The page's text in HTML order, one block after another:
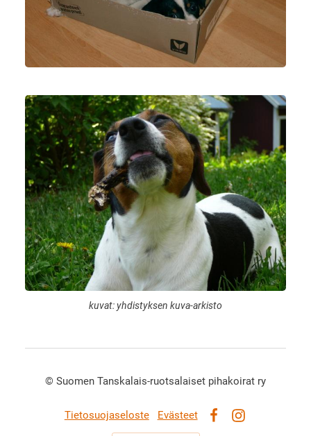
kuvat: yhdistyksen kuva-arkisto
© Suomen Tanskalais-ruotsalaiset pihakoirat ry
Tietosuojaseloste
Evästeet